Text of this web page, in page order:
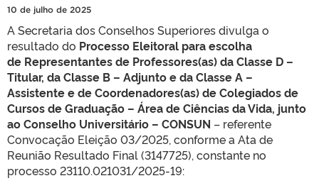
10 de julho de 2025
A Secretaria dos Conselhos Superiores divulga o
resultado do Processo Eleitoral para escolha
de Representantes de Professores(as) da Classe D –
Titular, da Classe B – Adjunto e da Classe A –
Assistente e de Coordenadores(as) de Colegiados de
Cursos de Graduação – Área de Ciências da Vida, junto
ao Conselho Universitário – CONSUN – referente
Convocação Eleição 03/2025, conforme a Ata de
Reunião Resultado Final (3147725), constante no
processo 23110.021031/2025-19: